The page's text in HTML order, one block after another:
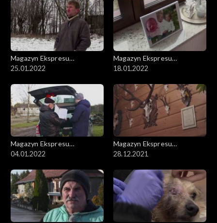
Magazyn Ekspresu
Reporterów
25.01.2022
Magazyn Ekspresu
Reporterów
18.01.2022
Magazyn Ekspresu
Reporterów
04.01.2022
Magazyn Ekspresu
Reporterów
28.12.2021